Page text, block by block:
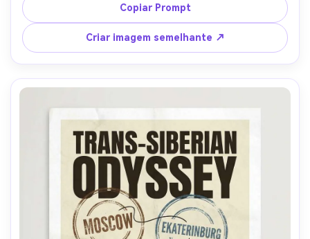
uma grade limpa com uma tira de título ousada, paleta
brilhante mas coesa, bordas de adesivo cortadas
ilustradas, textura de papel sutil, tipografia pronta para
impressão, lente de 85mm, profundidade de campo rasa,
iluminação cinematográfica suave-AR 4:5
Copiar Prompt
Criar imagem semelhante ↗